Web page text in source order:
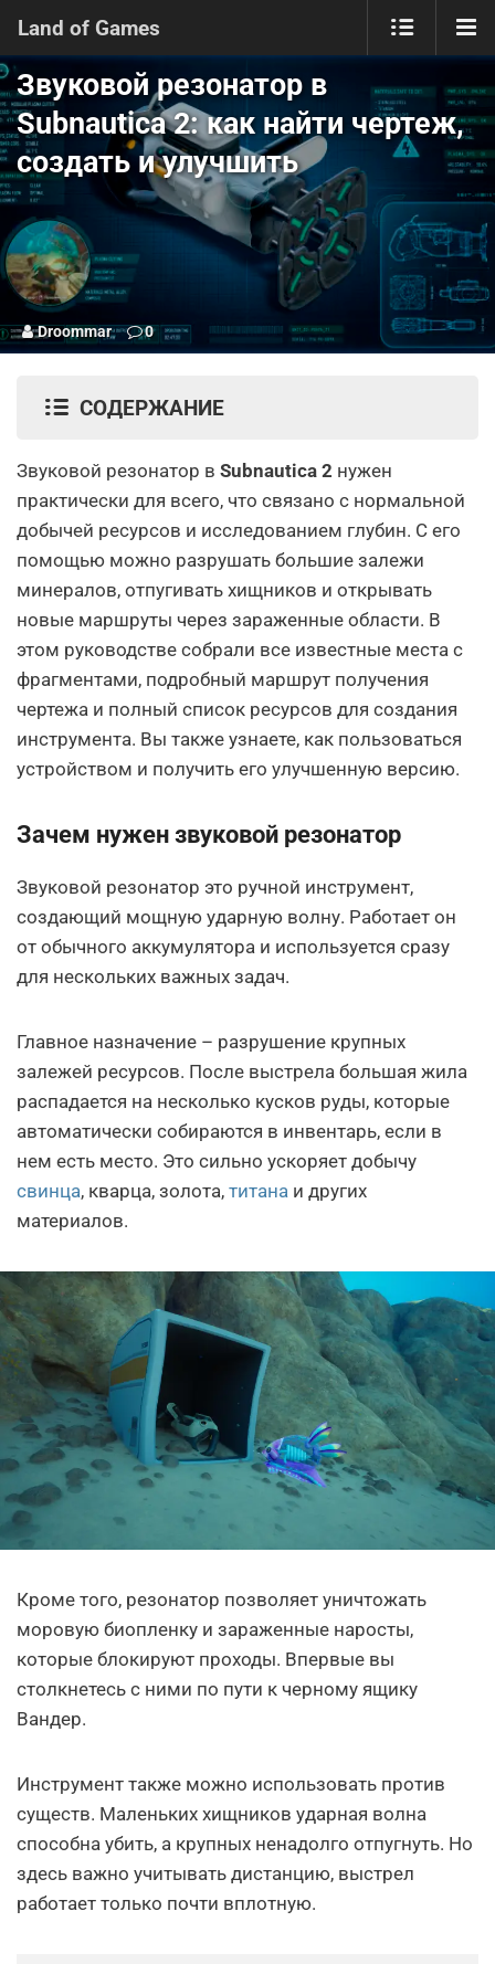
Land of Games
Звуковой резонатор в
Subnautica 2: как найти чертеж,
создать и улучшить
Droommar 0
СОДЕРЖАНИЕ
Звуковой резонатор в Subnautica 2 нужен
практически для всего, что связано с нормальной
добычей ресурсов и исследованием глубин. С его
помощью можно разрушать большие залежи
минералов, отпугивать хищников и открывать
новые маршруты через зараженные области. В
этом руководстве собрали все известные места с
фрагментами, подробный маршрут получения
чертежа и полный список ресурсов для создания
инструмента. Вы также узнаете, как пользоваться
устройством и получить его улучшенную версию.
Зачем нужен звуковой резонатор
Звуковой резонатор это ручной инструмент,
создающий мощную ударную волну. Работает он
от обычного аккумулятора и используется сразу
для нескольких важных задач.
Главное назначение – разрушение крупных
залежей ресурсов. После выстрела большая жила
распадается на несколько кусков руды, которые
автоматически собираются в инвентарь, если в
нем есть место. Это сильно ускоряет добычу
свинца, кварца, золота, титана и других
материалов.
Кроме того, резонатор позволяет уничтожать
моровую биопленку и зараженные наросты,
которые блокируют проходы. Впервые вы
столкнетесь с ними по пути к черному ящику
Вандер.
Инструмент также можно использовать против
существ. Маленьких хищников ударная волна
способна убить, а крупных ненадолго отпугнуть. Но
здесь важно учитывать дистанцию, выстрел
работает только почти вплотную.